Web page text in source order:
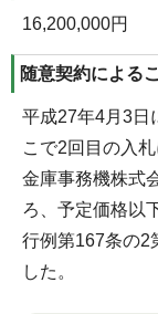
16,200,000円
随意契約による
平成27年4月3日
こで2回目の入
金庫事務機株式
ろ、予定価格以
行例第167条の2
した。